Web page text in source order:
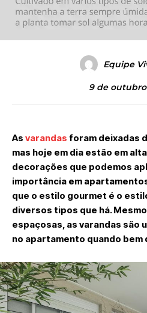
Equipe
9 de outubro
As varandas foram deixadas
mas hoje em dia estão em
decorações que podemos
importância em
que o estilo gourmet é o
diversos tipos que há.
espaçosas, as varandas são
no apartamento quando bem